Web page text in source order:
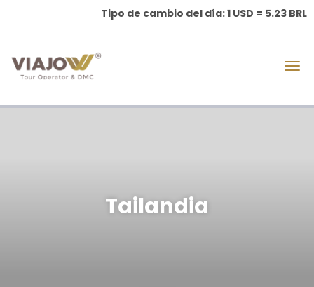
Tipo de cambio del día: 1 USD = 5.23 BRL
Tailandia